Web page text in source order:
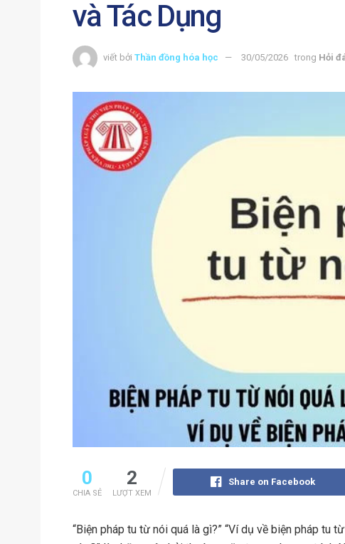
và Tác Dụng
viết bởi Thần đồng hóa học 30/05/2026 trong Hỏi
0
CHIA SẺ
2
LƯỢT XEM
Share on Facebook
“Biện pháp tu từ nói quá là gì?” “Ví dụ về biện pháp tu